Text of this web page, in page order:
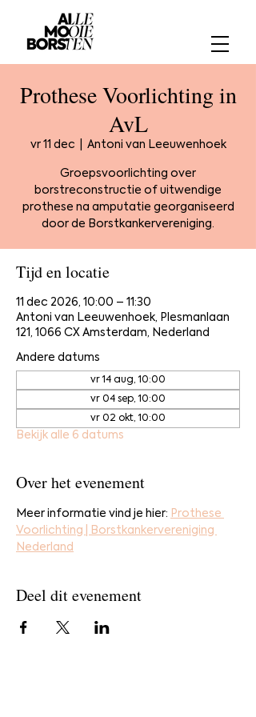
Prothese Voorlichting in
AvL
vr 11 dec Antoni van Leeuwenhoek
Groepsvoorlichting over
borstreconstructie of uitwendige
prothese na amputatie georganiseerd
door de Borstkankervereniging.
Tijd en locatie
11 dec 2026, 10:00 – 11:30
Antoni van Leeuwenhoek, Plesmanlaan
121, 1066 CX Amsterdam, Nederland
Andere datums
vr 14 aug, 10:00
vr 04 sep, 10:00
vr 02 okt, 10:00
Bekijk alle 6 datums
Over het evenement
Meer informatie vind je hier: Prothese
Voorlichting | Borstkankervereniging
Nederland
Deel dit evenement